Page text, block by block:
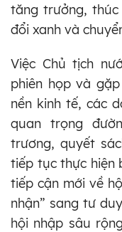
tăng trưởng,
đổi xanh và
Việc Chủ tịch
phiên họp và
nền kinh tế, các
quan trọng
trương, quyết
tiếp tục thực hiện
tiếp cận mới về
nhận” sang tư
hội nhập sâu